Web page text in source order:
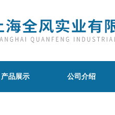
产品展示 公司介绍